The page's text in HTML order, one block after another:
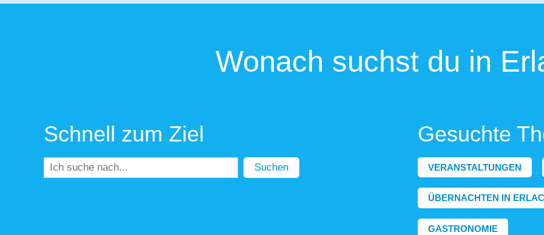
Wonach suchst du in
Schnell zum Ziel
Suchen
Gesuchte
VERANSTALTUNGEN
ÜBERNACHTEN IN
GASTRONOMIE